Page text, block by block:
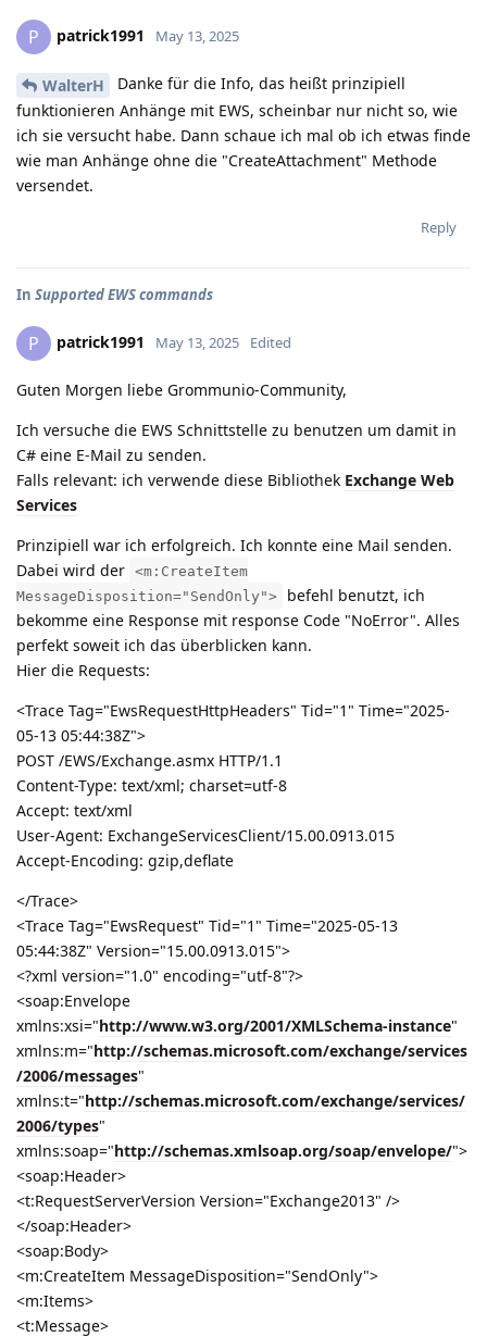
P patrick1991 May 13, 2025
WalterH
Danke für die Info, das heißt prinzipiell
funktionieren Anhänge mit EWS, scheinbar nur nicht so, wie
ich sie versucht habe. Dann schaue ich mal ob ich etwas finde
wie man Anhänge ohne die "CreateAttachment" Methode
versendet.
Reply
In Supported EWS commands
P patrick1991 May 13, 2025 Edited
Guten Morgen liebe Grommunio-Community,
Ich versuche die EWS Schnittstelle zu benutzen um damit in
C# eine E-Mail zu senden.
Falls relevant: ich verwende diese Bibliothek Exchange Web
Services
Prinzipiell war ich erfolgreich. Ich konnte eine Mail senden.
Dabei wird der <m:CreateItem
MessageDisposition="SendOnly">
befehl benutzt, ich
bekomme eine Response mit response Code "NoError". Alles
perfekt soweit ich das überblicken kann.
Hier die Requests:
<Trace Tag="EwsRequestHttpHeaders" Tid="1" Time="2025-
05-13 05:44:38Z">
POST /EWS/Exchange.asmx HTTP/1.1
Content-Type: text/xml; charset=utf-8
Accept: text/xml
User-Agent: ExchangeServicesClient/15.00.0913.015
Accept-Encoding: gzip,deflate
</Trace>
<Trace Tag="EwsRequest" Tid="1" Time="2025-05-13
05:44:38Z" Version="15.00.0913.015">
<?xml version="1.0" encoding="utf-8"?>
<soap:Envelope
xmlns:xsi="http://www.w3.org/2001/XMLSchema-instance"
xmlns:m="http://schemas.microsoft.com/exchange/services
/2006/messages"
xmlns:t="http://schemas.microsoft.com/exchange/services/
2006/types"
xmlns:soap="http://schemas.xmlsoap.org/soap/envelope/">
<soap:Header>
<t:RequestServerVersion Version="Exchange2013" />
</soap:Header>
<soap:Body>
<m:CreateItem MessageDisposition="SendOnly">
<m:Items>
<t:Message>